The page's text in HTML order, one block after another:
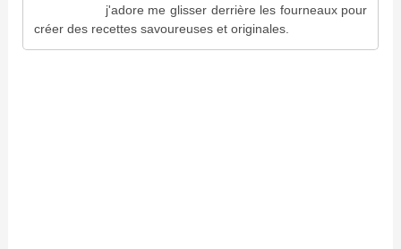
j'adore me glisser derrière les fourneaux pour
créer des recettes savoureuses et originales.